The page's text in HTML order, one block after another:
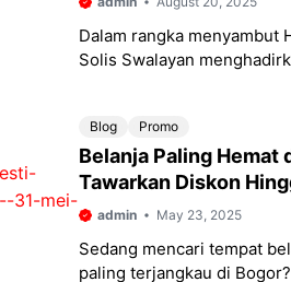
Dalam rangka menyambut
Solis Swalayan
Blog Promo
Belanja Paling Hemat
Tawarkan Diskon
Mei 2025
admin May 23, 2025
Sedang mencari tempat
paling terjangkau di